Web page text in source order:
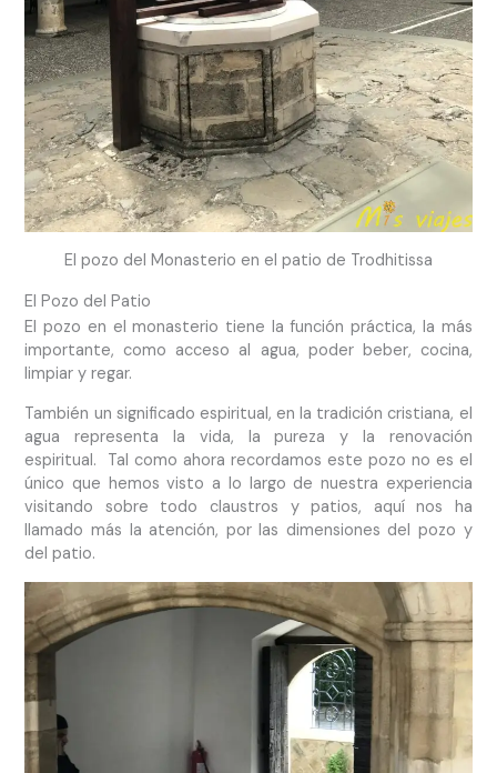
El pozo del Monasterio en el patio de Trodhitissa
El Pozo del Patio
El pozo en el monasterio tiene la función práctica, la más
importante, como acceso al agua, poder beber, cocina,
limpiar y regar.
También un significado espiritual, en la tradición cristiana, el
agua representa la vida, la pureza y la renovación
espiritual. Tal como ahora recordamos este pozo no es el
único que hemos visto a lo largo de nuestra experiencia
visitando sobre todo claustros y patios, aquí nos ha
llamado más la atención, por las dimensiones del pozo y
del patio.